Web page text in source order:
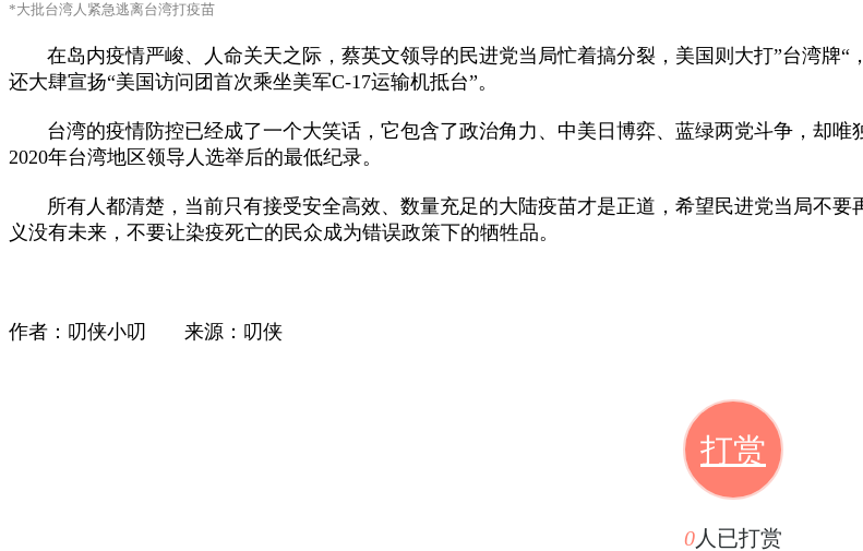
*大批台湾人紧急逃离台湾打疫苗
在岛内疫情严峻、人命关天之际，蔡英文领导的民进党当局忙着搞分裂，美国则大打”台湾牌“
还大肆宣扬“美国访问团首次乘坐美军C-17运输机抵台”。
台湾的疫情防控已经成了一个大笑话，它包含了政治角力、中美日博弈、蓝绿两党斗争，却唯
2020年台湾地区领导人选举后的最低纪录。
所有人都清楚，当前只有接受安全高效、数量充足的大陆疫苗才是正道，希望民进党当局不要
义没有未来，不要让染疫死亡的民众成为错误政策下的牺牲品。
作者： 叨侠小叨 来源：叨侠
打赏
0人已打赏